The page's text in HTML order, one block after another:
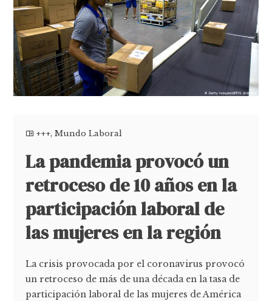
+++,Mundo Laboral
La pandemia provocó un
retroceso de 10 años en la
participación laboral de
las mujeres en la región
La crisis provocada por el coronavirus provocó
un retroceso de más de una década en la tasa de
participación laboral de las mujeres de América